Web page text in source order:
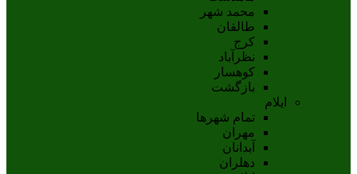
محمد شهر
طالقان
کرج
نظرآباد
کوهسار
بازگشت
ایلام
تمام شهر‌ها
مهران
آبدانان
دهلران